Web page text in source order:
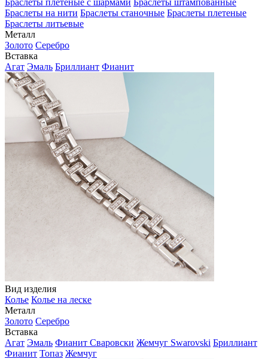
Браслеты плетеные с шармами Браслеты штампованные
Браслеты на нити Браслеты станочные Браслеты плетеные
Браслеты литьевые
Металл
Золото Серебро
Вставка
Агат Эмаль Бриллиант Фианит
Вид изделия
Колье Колье на леске
Металл
Золото Серебро
Вставка
Агат Эмаль Фианит Сваровски Жемчуг Swarovski Бриллиант
Фианит Топаз Жемчуг